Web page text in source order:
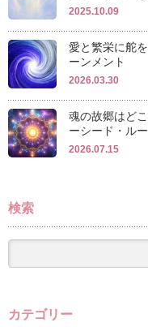
2025.10.09
愛と繁栄に舵
ーンメント
2026.03.30
魂の故郷はど
ーシード・ル
2026.07.15
検索
カテゴリー